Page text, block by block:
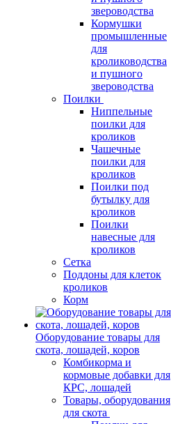
звероводства
Кормушки
промышленные
для
кролиководства
и пушного
звероводства
Поилки
Ниппельные
поилки для
кроликов
Чашечные
поилки для
кроликов
Поилки под
бутылку для
кроликов
Поилки
навесные для
кроликов
Сетка
Поддоны для клеток
кроликов
Корм
Оборудование товары для
скота, лошадей, коров
Комбикорма и
кормовые добавки для
КРС, лошадей
Товары, оборудования
для скота